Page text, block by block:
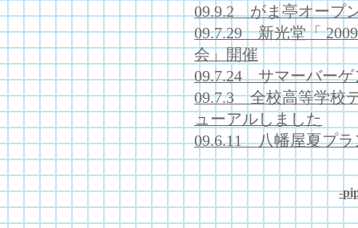
09.9.2 がま亭オープ
09.7.29 新光堂「
会」開催
09.7.24 サマーバー
09.7.3 全校高等学校
ューアルしました
09.6.11 八幡屋夏プラ
-